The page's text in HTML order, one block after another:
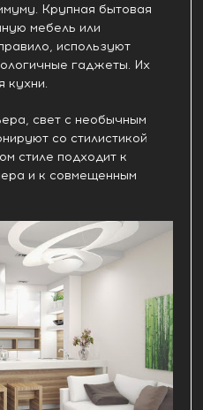
Крупная бытовая
мебель или
используют
гаджеты. Их
кухни.
свет с необычным
со стилистикой
стиле подходит к
и к совмещенным